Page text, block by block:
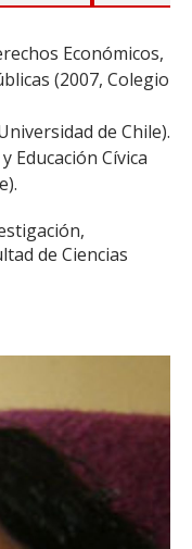
Económicos,
(2007, Colegio
de Chile).
Educación Cívica
de Ciencias